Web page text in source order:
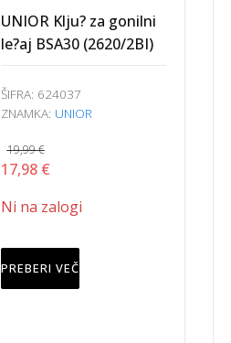
UNIOR Klju? za gonilni
le?aj BSA30 (2620/2BI)
ŠIFRA: 624037
ZNAMKA: UNIOR
19,99€
Izvirna
je
19,99 €.
17,98 €
je:
Ni na zalogi
PREBERI VEČ